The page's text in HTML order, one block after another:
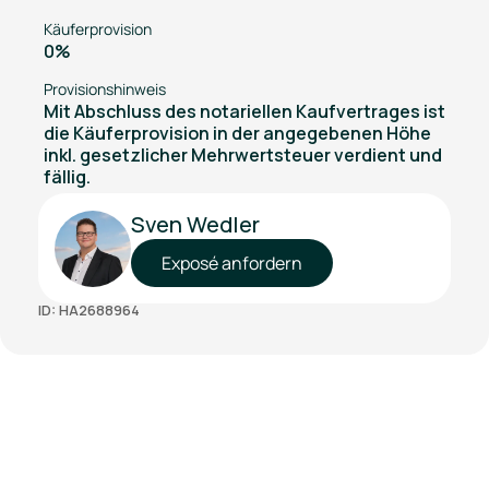
Käuferprovision
0%
Provisionshinweis
Mit Abschluss des notariellen Kaufvertrages ist
die Käuferprovision in der angegebenen Höhe
inkl. gesetzlicher Mehrwertsteuer verdient und
fällig.
Sven Wedler
Exposé anfordern
ID: HA2688964